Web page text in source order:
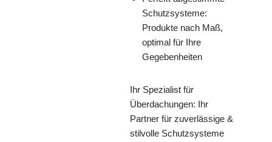
Schutzsysteme:
Produkte nach Maß,
optimal für Ihre
Gegebenheiten
Ihr Spezialist für
Überdachungen: Ihr
Partner für zuverlässige &
stilvolle Schutzsysteme